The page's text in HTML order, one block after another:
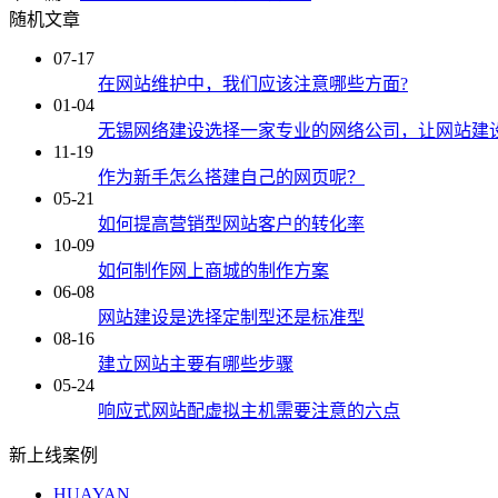
随机文章
07-17
在网站维护中，我们应该注意哪些方面?
01-04
无锡网络建设选择一家专业的网络公司，让网站建
11-19
作为新手怎么搭建自己的网页呢？
05-21
如何提高营销型网站客户的转化率
10-09
如何制作网上商城的制作方案
06-08
网站建设是选择定制型还是标准型
08-16
建立网站主要有哪些步骤
05-24
响应式网站配虚拟主机需要注意的六点
新上线案例
HUAYAN